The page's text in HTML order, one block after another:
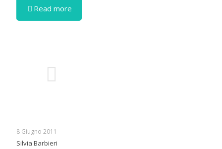
Read more
8 Giugno 2011
Silvia Barbieri